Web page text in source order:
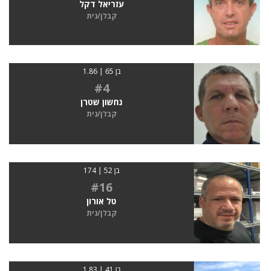
עזריאל דקל
קבלן/נית
בן 65 | 1.86
#4
נחשון שטרן
קבלן/נית
בן 52 | 174
#16
טל אורון
קבלן/נית